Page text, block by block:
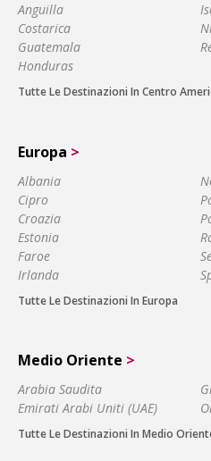
Anguilla
Costarica
Guatemala
Honduras
Tutte Le Destinazioni In Centro
Europa >
Albania
Cipro
Croazia
Estonia
Faroe
Irlanda
Tutte Le Destinazioni In Europa
Medio Oriente >
Arabia Saudita
Emirati Arabi Uniti (UAE)
Tutte Le Destinazioni In Medio